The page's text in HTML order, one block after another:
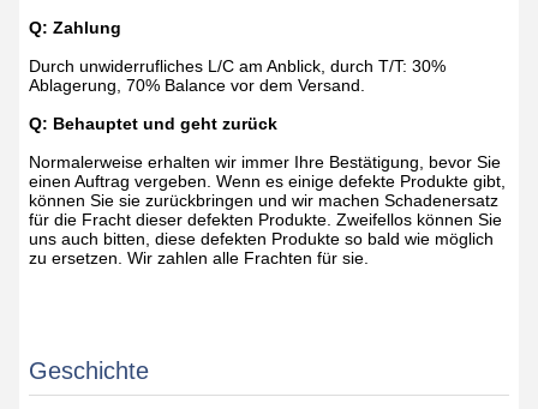
Q: Zahlung
Durch unwiderrufliches L/C am Anblick, durch T/T: 30%
Ablagerung, 70% Balance vor dem Versand.
Q: Behauptet und geht zurück
Normalerweise erhalten wir immer Ihre Bestätigung, bevor Sie
einen Auftrag vergeben. Wenn es einige defekte Produkte gibt,
können Sie sie zurückbringen und wir machen Schadenersatz
für die Fracht dieser defekten Produkte. Zweifellos können Sie
uns auch bitten, diese defekten Produkte so bald wie möglich
zu ersetzen. Wir zahlen alle Frachten für sie.
Geschichte